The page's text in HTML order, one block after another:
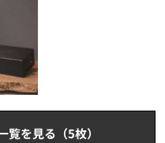
覧を見る（5枚）